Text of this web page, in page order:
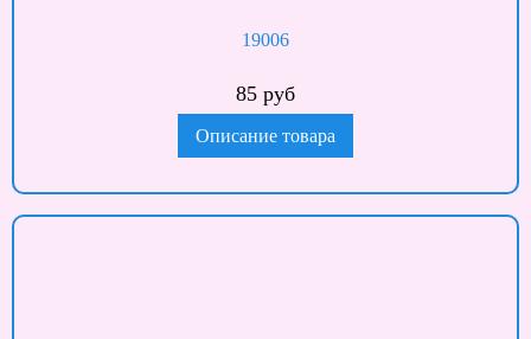
19006
85 руб
Описание товара